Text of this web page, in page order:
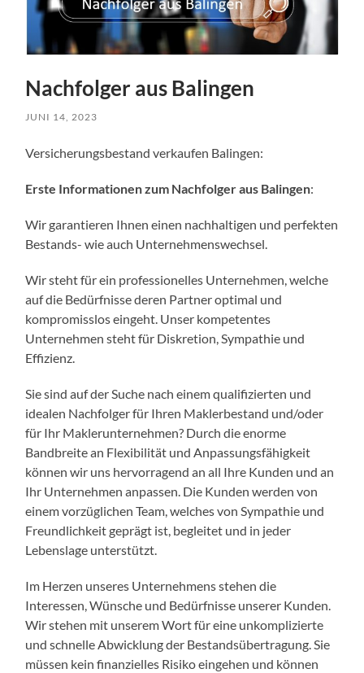
Nachfolger aus Balingen
JUNI 14, 2023
Versicherungsbestand verkaufen Balingen:
Erste Informationen zum Nachfolger aus Balingen:
Wir garantieren Ihnen einen nachhaltigen und perfekten
Bestands- wie auch Unternehmenswechsel.
Wir steht für ein professionelles Unternehmen, welche
auf die Bedürfnisse deren Partner optimal und
kompromisslos eingeht. Unser kompetentes
Unternehmen steht für Diskretion, Sympathie und
Effizienz.
Sie sind auf der Suche nach einem qualifizierten und
idealen Nachfolger für Ihren Maklerbestand und/oder
für Ihr Maklerunternehmen? Durch die enorme
Bandbreite an Flexibilität und Anpassungsfähigkeit
können wir uns hervorragend an all Ihre Kunden und an
Ihr Unternehmen anpassen. Die Kunden werden von
einem vorzüglichen Team, welches von Sympathie und
Freundlichkeit geprägt ist, begleitet und in jeder
Lebenslage unterstützt.
Im Herzen unseres Unternehmens stehen die
Interessen, Wünsche und Bedürfnisse unserer Kunden.
Wir stehen mit unserem Wort für eine unkomplizierte
und schnelle Abwicklung der Bestandsübertragung. Sie
müssen kein finanzielles Risiko eingehen und können